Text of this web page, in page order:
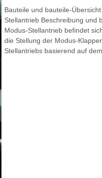
Bauteile und bauteile-
Stellantrieb Beschreibung und
Modus-Stellantrieb befindet
die Stellung der Modus-
Stellantriebs basierend auf